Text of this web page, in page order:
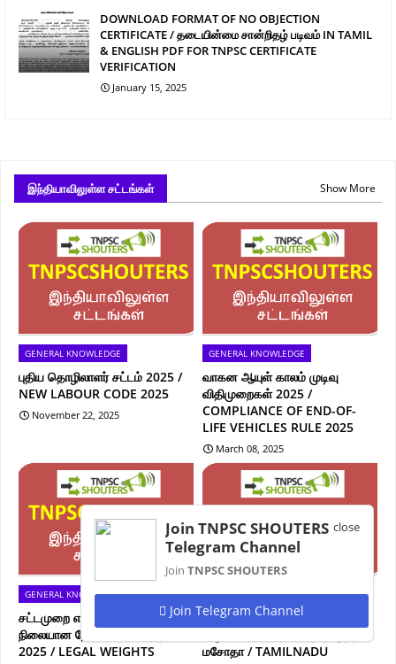
DOWNLOAD FORMAT OF NO OBJECTION
CERTIFICATE / தடையின்மை சான்றிதழ் படிவம் IN TAMIL
& ENGLISH PDF FOR TNPSC CERTIFICATE
VERIFICATION
January 15, 2025
இந்தியாவிலுள்ள சட்டங்கள் Show More
GENERAL KNOWLEDGE
புதிய தொழிலாளர் சட்டம் 2025 /
NEW LABOUR CODE 2025
November 22, 2025
GENERAL KNOWLEDGE
வாகன ஆயுள் காலம் முடிவு
விதிமுறைகள் 2025 /
COMPLIANCE OF END-OF-
LIFE VEHICLES RULE 2025
March 08, 2025
GENERAL KNOWLEDGE
சட்டமுறை எடையளவு (இந்திய
நிலையான நேரம்) வரைவு விதிகள்
2025 / LEGAL WEIGHTS
GENERAL KNOWLEDGE
தமிழ்நாடு பெண்கள்
மசோதா / TAMILNADU
close
Join TNPSC SHOUTERS
Telegram Channel
Join TNPSC SHOUTERS
Join Telegram Channel